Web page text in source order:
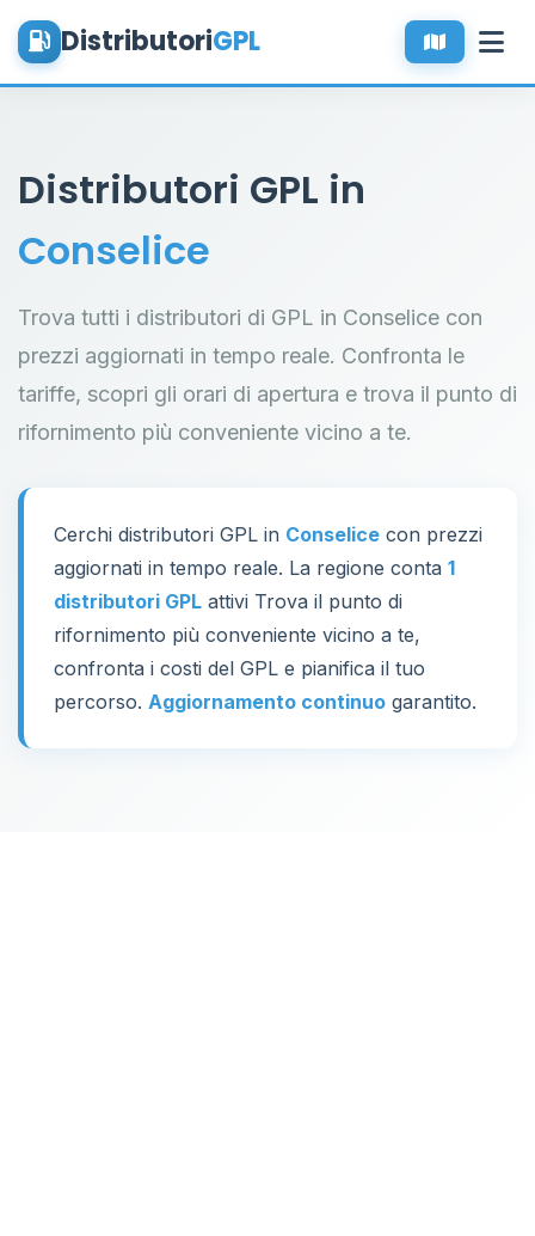
DistributoriGPL
Distributori GPL in
Conselice
Trova tutti i distributori di GPL in Conselice con
prezzi aggiornati in tempo reale. Confronta le
tariffe, scopri gli orari di apertura e trova il punto di
rifornimento più conveniente vicino a te.
Cerchi distributori GPL in Conselice con prezzi
aggiornati in tempo reale. La regione conta 1
distributori GPL attivi Trova il punto di
rifornimento più conveniente vicino a te,
confronta i costi del GPL e pianifica il tuo
percorso. Aggiornamento continuo garantito.